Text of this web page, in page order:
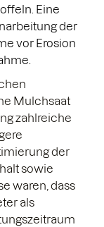
Eine
der
vor Erosion
Mulchsaat
zahlreiche
der
sowie
waren, dass
als